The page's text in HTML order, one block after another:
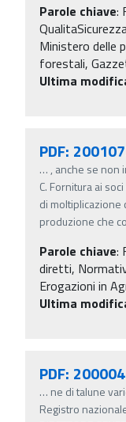
Parole chiave:
Ministero delle
forestali,
Ultima
PDF:
… , anche se non
C. Fornitura ai
di moltiplicazione
produzione che
Parole chiave:
diretti,
Erogazioni in
Ultima
PDF:
… ne di talune
Registro